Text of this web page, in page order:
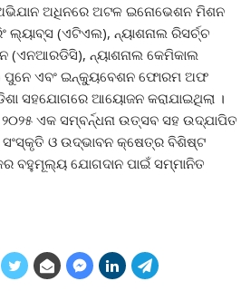
ଅଧିନରେ ଅଟଳ ଇନୋଭେଶନ ମିଶନ
(ଏଟିଏଲ), ନ୍ୟାଶନାଲ ରିସର୍ଚ୍ଚ
(ଏନଆରଡିସି), ନ୍ୟାଶନାଲ କେମିକାଲ
ପୁନେ ଏବଂ ଇନ୍‌କ୍ୟୁବେଶନ ଫୋରମ ଅଫ
ସହଯୋଗରେ ଆୟୋଜନ କରାଯାଇଥିଲା ।
ଏକ ସମ୍ବର୍ନ୍ଧନା ଉତ୍ସବ ସହ ଉଦ୍‌ଯାପିତ
ଓ ଉଦ୍ଭାବନ କ୍ଷେତ୍ର ବିଶିଷ୍ଟ
ବହୁମୂଲ୍ୟ ଯୋଗଦାନ ପାଇଁ ସମ୍ମାନିତ